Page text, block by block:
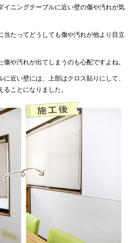
イニングテーブルに近い壁の傷や汚れが気
当たってどうしても傷や汚れが他より目立
や汚れが出てしまうのも心配ですよね。
近い壁には、上部はクロス貼りにして、
ることになりました。